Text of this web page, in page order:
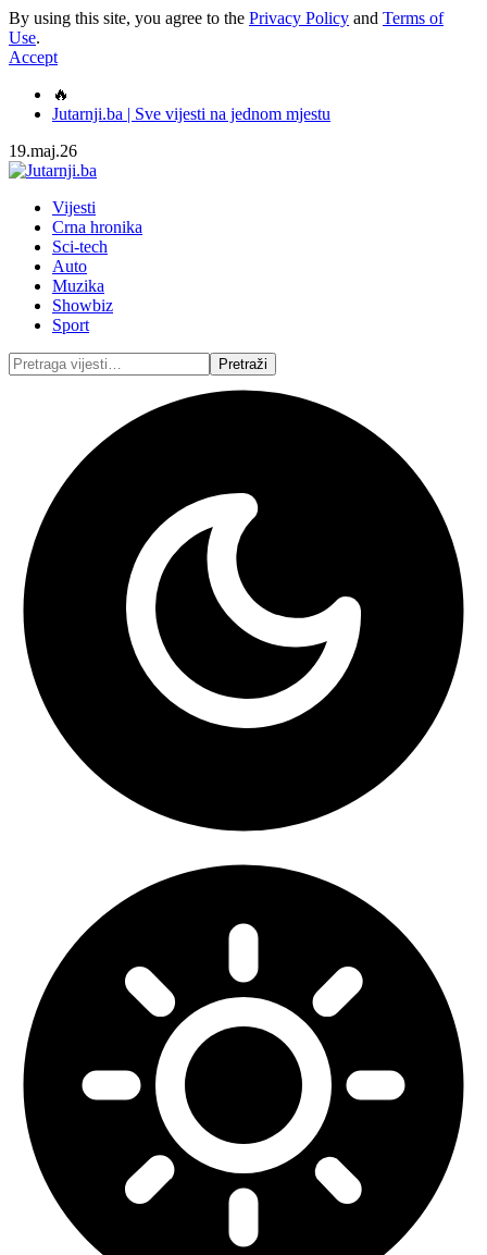
By using this site, you agree to the Privacy Policy and Terms of
Use.
Accept
🔥
Jutarnji.ba | Sve vijesti na jednom mjestu
19.maj.26
Vijesti
Crna hronika
Sci-tech
Auto
Muzika
Showbiz
Sport